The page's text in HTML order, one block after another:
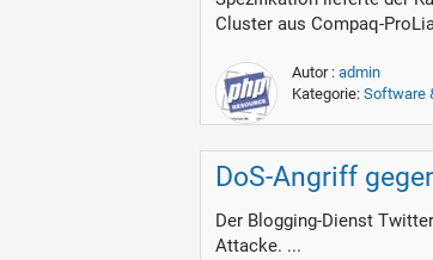
Cluster aus Compaq-
Autor :admin
Kategorie:Software
DoS-Angriff
Der Blogging-Dienst
Attacke. ...